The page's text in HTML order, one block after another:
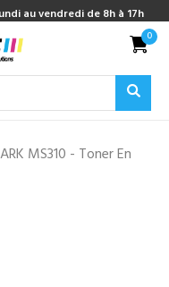
au vendredi de 8h à 17h
0
MS310 - Toner En